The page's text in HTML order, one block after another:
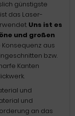
günstigste
das Laser-
Uns ist es
und großen
aus
bzw.
Kanten
und
und
an das